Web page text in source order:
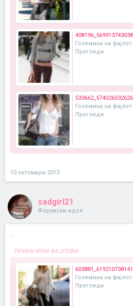
Големина на фајлот:
Прегледи:
Големина на фајлот:
Прегледи:
10 октомври 2013
sadgirl21
Форумски идол
ПРИКАЧЕНИ ФАЈЛОВИ:
Големина на фајлот:
Прегледи: